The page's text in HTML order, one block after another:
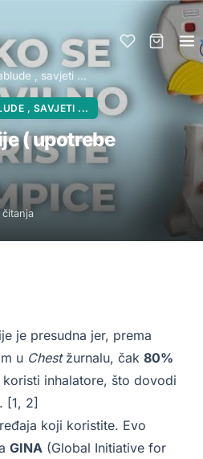
, savjeti ...
, SAVJETI ...
( upotrebe
je presudna jer, prema
u Chestžurnalu, čak 80%
inhalatore, što dovodi
[1, 2]
koji koristite. Evo
GINA (Global Initiative for